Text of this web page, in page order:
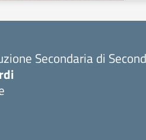
Secondaria di